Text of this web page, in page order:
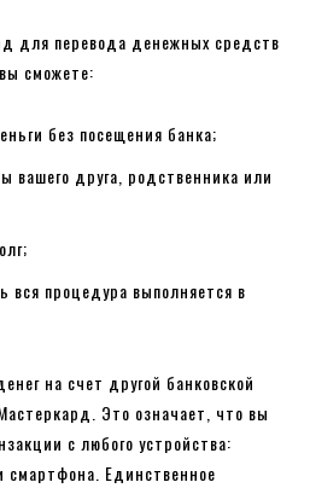
для перевода денежных средств
сможете:
без посещения банка;
вашего друга, родственника или
вся процедура выполняется в
на счет другой банковской
Это означает, что вы
с любого устройства:
смартфона. Единственное